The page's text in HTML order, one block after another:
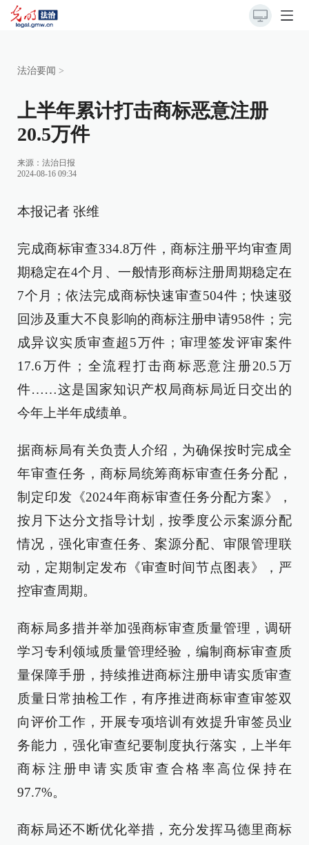
法治要闻 >
上半年累计打击商标恶意注册
20.5万件
来源： 法治日报
2024-08-16 09:34
本报记者 张维
完成商标审查334.8万件，商标注册平均审查周
期稳定在4个月、一般情形商标注册周期稳定在
7个月；依法完成商标快速审查504件；快速驳
回涉及重大不良影响的商标注册申请958件；完
成异议实质审查超5万件；审理签发评审案件
17.6万件；全流程打击商标恶意注册20.5万
件……这是国家知识产权局商标局近日交出的
今年上半年成绩单。
据商标局有关负责人介绍，为确保按时完成全
年审查任务，商标局统筹商标审查任务分配，
制定印发《2024年商标审查任务分配方案》，
按月下达分文指导计划，按季度公示案源分配
情况，强化审查任务、案源分配、审限管理联
动，定期制定发布《审查时间节点图表》，严
控审查周期。
商标局多措并举加强商标审查质量管理，调研
学习专利领域质量管理经验，编制商标审查质
量保障手册，持续推进商标注册申请实质审查
质量日常抽检工作，有序推进商标审查审签双
向评价工作，开展专项培训有效提升审签员业
务能力，强化审查纪要制度执行落实，上半年
商标注册申请实质审查合格率高位保持在
97.7%。
商标局还不断优化举措，充分发挥马德里商标